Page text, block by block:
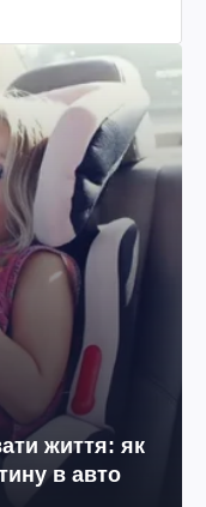
життя: як
в авто